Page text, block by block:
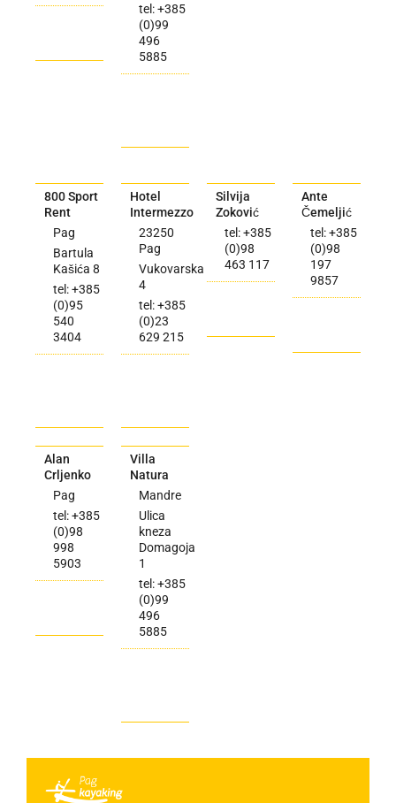
tel: +385
(0)99
496
5885
800 Sport
Rent
Pag
Bartula
Kašića 8
tel: +385
(0)95
540
3404
Hotel
Intermezzo
23250
Pag
Vukovarska
4
tel: +385
(0)23
629 215
Silvija
Zoković
tel: +385
(0)98
463 117
Ante
Čemeljić
tel: +385
(0)98
197
9857
Alan
Crljenko
Pag
tel: +385
(0)98
998
5903
Villa
Natura
Mandre
Ulica
kneza
Domagoja
1
tel: +385
(0)99
496
5885